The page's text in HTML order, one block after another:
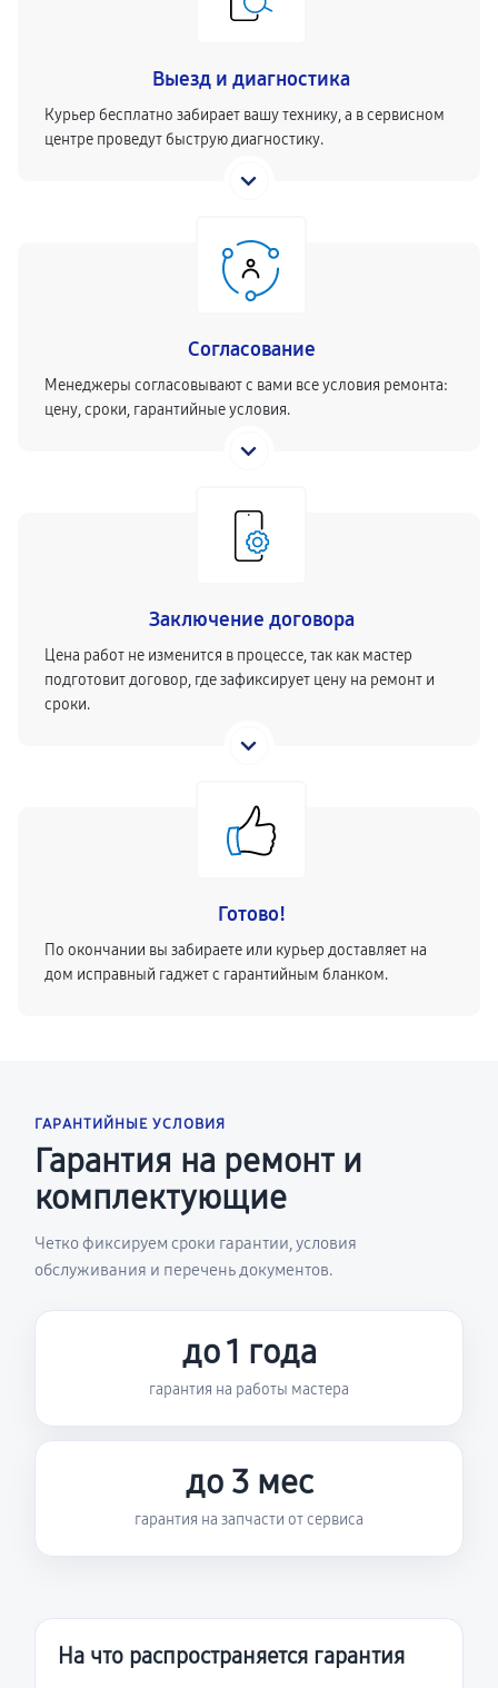
Выезд и диагностика
Курьер бесплатно забирает вашу технику, а в сервисном
центре проведут быструю диагностику.
Согласование
Менеджеры согласовывают с вами все условия ремонта:
цену, сроки, гарантийные условия.
Заключение договора
Цена работ не изменится в процессе, так как мастер
подготовит договор, где зафиксирует цену на ремонт и
сроки.
Готово!
По окончании вы забираете или курьер доставляет на
дом исправный гаджет с гарантийным бланком.
ГАРАНТИЙНЫЕ УСЛОВИЯ
Гарантия на ремонт и
комплектующие
Четко фиксируем сроки гарантии, условия
обслуживания и перечень документов.
до 1 года
гарантия на работы мастера
до 3 мес
гарантия на запчасти от сервиса
На что распространяется гарантия